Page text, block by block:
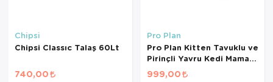
Chipsi
Chipsi Classıc Talaş 60Lt
740,00
Pro Plan
Pro Plan Kitten Tavuklu ve
Pirinçli Yavru Kedi Maması
1,5 Kg+2*85Gr
999,00